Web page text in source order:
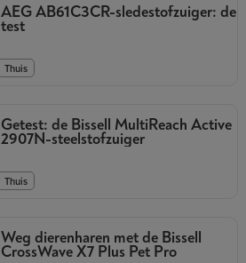
AEG AB61C3CR-sledestofzuiger: de
test
Thuis
Getest: de Bissell MultiReach Active
2907N-steelstofzuiger
Thuis
Weg dierenharen met de Bissell
CrossWave X7 Plus Pet Pro